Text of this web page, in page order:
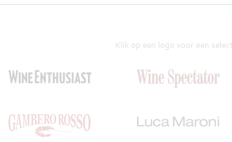
Klik op een logo voor een